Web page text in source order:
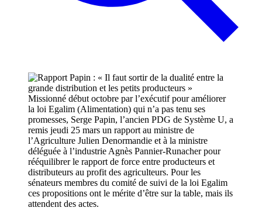
Missionné début octobre par l’exécutif pour améliorer
la loi Egalim (Alimentation) qui n’a pas tenu ses
promesses, Serge Papin, l’ancien PDG de Système U, a
remis jeudi 25 mars un rapport au ministre de
l’Agriculture Julien Denormandie et à la ministre
déléguée à l’industrie Agnès Pannier-Runacher pour
rééquilibrer le rapport de force entre producteurs et
distributeurs au profit des agriculteurs. Pour les
sénateurs membres du comité de suivi de la loi Egalim
ces propositions ont le mérite d’être sur la table, mais ils
attendent des actes.